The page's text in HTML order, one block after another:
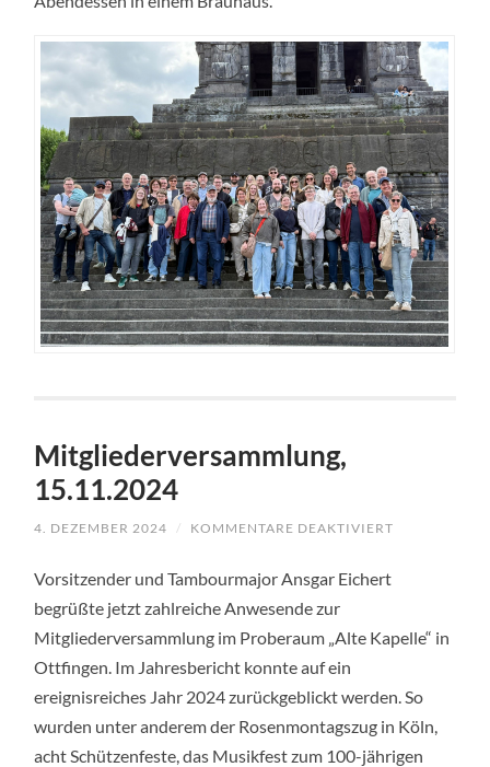
Mitgliederversammlung,
15.11.2024
4. DEZEMBER 2024 / KOMMENTARE DEAKTIVIERT
Vorsitzender und Tambourmajor Ansgar Eichert
begrüßte jetzt zahlreiche Anwesende zur
Mitgliederversammlung im Proberaum „Alte Kapelle“ in
Ottfingen. Im Jahresbericht konnte auf ein
ereignisreiches Jahr 2024 zurückgeblickt werden. So
wurden unter anderem der Rosenmontagszug in Köln,
acht Schützenfeste, das Musikfest zum 100-jährigen